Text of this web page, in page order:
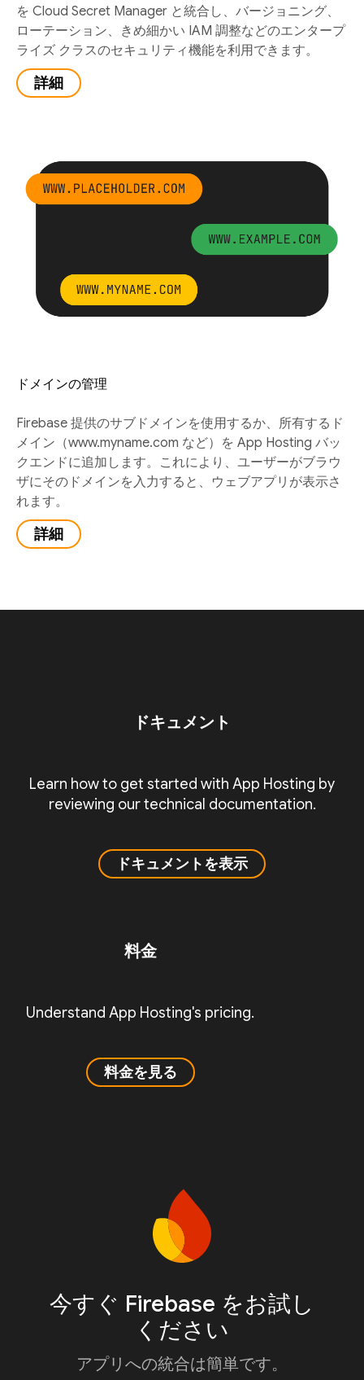
を Cloud Secret Manager と統合し、バージョニング、
ローテーション、きめ細かい IAM 調整などのエンタープ
ライズ クラスのセキュリティ機能を利用できます。
詳細
ドメインの管理
Firebase 提供のサブドメインを使用するか、所有するド
メイン（www.myname.com など）を App Hosting バッ
クエンドに追加します。これにより、ユーザーがブラウ
ザにそのドメインを入力すると、ウェブアプリが表示さ
れます。
詳細
ドキュメント
Learn how to get started with App Hosting by
reviewing our technical documentation.
ドキュメントを表示
料金
Understand App Hosting's pricing.
料金を見る
今すぐ Firebase をお試し
ください
アプリへの統合は簡単です。